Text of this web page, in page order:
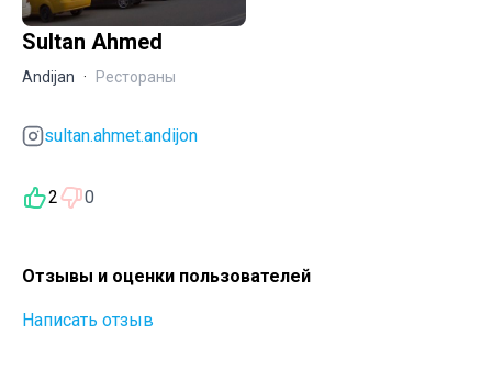
Sultan Ahmed
Andijan · Рестораны
sultan.ahmet.andijon
2 0
Отзывы и оценки пользователей
Написать отзыв